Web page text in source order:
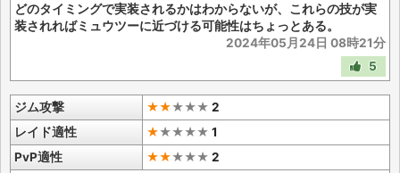
どのタイミングで実装されるかはわからないが、これらの技が実
装されればミュウツーに近づける可能性はちょっとある。
2024年05月24日 08時21分
5
ジム攻撃 ★★★★★ 2
レイド適性
★★★★★ 1
PvP適性
★★★★★ 2